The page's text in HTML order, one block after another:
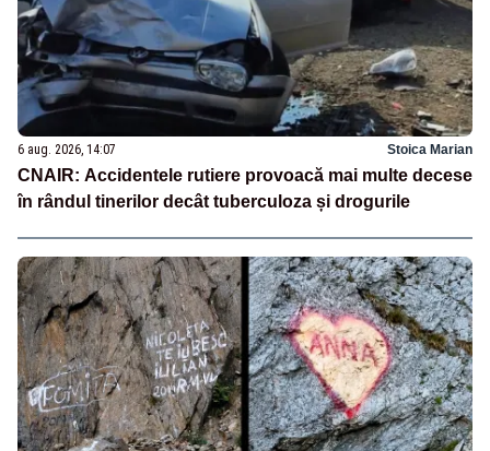
6 aug. 2026, 14:07 Stoica Marian
CNAIR: Accidentele rutiere provoacă mai multe decese
în rândul tinerilor decât tuberculoza și drogurile